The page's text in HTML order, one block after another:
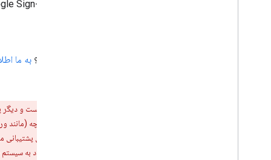
تجربه خوبی داشتی؟ به مشکل بر بخورید؟ به ما